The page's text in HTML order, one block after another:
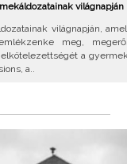
világnapján
világnapján,
meg,
a
a..